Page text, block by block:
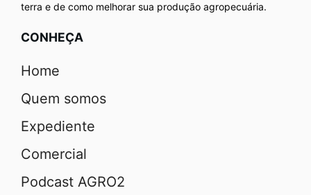
terra e de como melhorar sua produção agropecuária.
CONHEÇA
Home
Quem somos
Expediente
Comercial
Podcast AGRO2